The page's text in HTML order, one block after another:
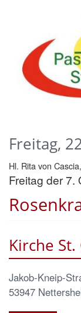
Freitag,
Hl. Rita von
Freitag der 7.
Kirche St.
Jakob-Kneip-
53947